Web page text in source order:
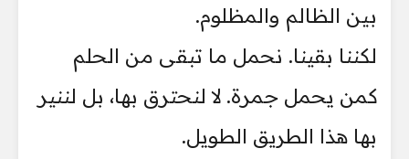
بين الظالم والمظلوم.
لكننا بقينا. نحمل ما تبقى من الحلم
كمن يحمل جمرة. لا لنحترق بها، بل لننير
بها هذا الطريق الطويل.